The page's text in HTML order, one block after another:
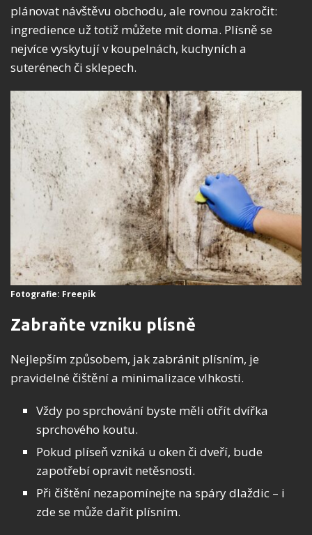
plánovat návštěvu obchodu, ale rovnou zakročit:
ingredience už totiž můžete mít doma. Plísně se
nejvíce vyskytují v koupelnách, kuchyních a
suterénech či sklepech.
Fotografie: Freepik
Zabraňte vzniku plísně
Nejlepším způsobem, jak zabránit plísním, je
pravidelné čištění a minimalizace vlhkosti.
Vždy po sprchování byste měli otřít dvířka
sprchového koutu.
Pokud plíseň vzniká u oken či dveří, bude
zapotřebí opravit netěsnosti.
Při čištění nezapomínejte na spáry dlaždic – i
zde se může dařit plísním.